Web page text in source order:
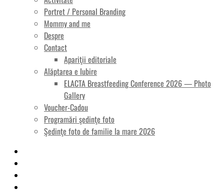
Portret / Personal Branding
Mommy and me
Despre
Contact
Apariţii editoriale
Alăptarea e Iubire
ELACTA Breastfeeding Conference 2026 — Photo
Gallery
Voucher-Cadou
Programări şedinţe foto
Şedinţe foto de familie la mare 2026